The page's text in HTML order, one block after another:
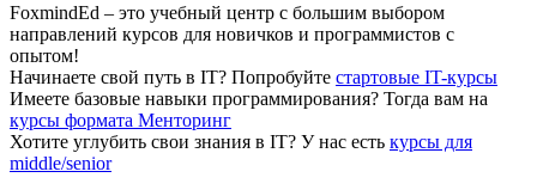
FoxmindEd – это учебный центр с большим выбором
направлений курсов для новичков и программистов с
опытом!
Начинаете свой путь в IТ? Попробуйте стартовые IT-курсы
Имеете базовые навыки программирования? Тогда вам на
курсы формата Менторинг
Хотите углубить свои знания в IТ? У нас есть курсы для
middle/senior